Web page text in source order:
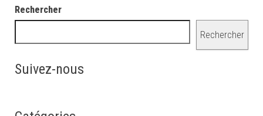
Rechercher
Rechercher
Suivez-nous